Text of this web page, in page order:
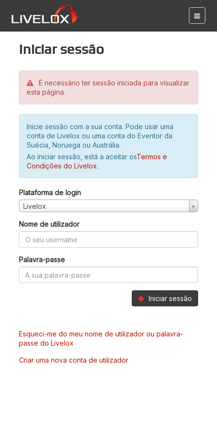
Iniciar sessão
É necessário ter sessão iniciada para visualizar
esta página.
Inicie sessão com a sua conta. Pode usar uma
conta de Livelox ou uma conta do Eventor da
Suécia, Noruega ou Austrália.
Ao iniciar sessão, está a aceitar osTermos e
Condições do Livelox.
Plataforma de login
Livelox
Nome de utilizador
Palavra-passe
Iniciar sessão
Esqueci-me do meu nome de utilizador ou palavra-
passe do Livelox
Criar uma nova conta de utilizador